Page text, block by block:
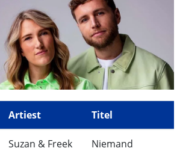
Artiest Titel
Suzan & Freek Niemand